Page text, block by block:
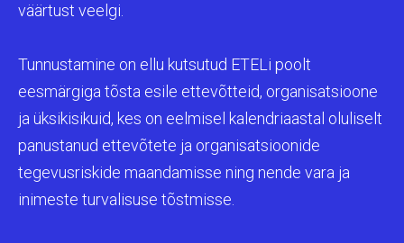
väärtust veelgi.
Tunnustamine on ellu kutsutud ETELi poolt
eesmärgiga tõsta esile ettevõtteid, organisatsioone
ja üksikisikuid, kes on eelmisel kalendriaastal oluliselt
panustanud ettevõtete ja organisatsioonide
tegevusriskide maandamisse ning nende vara ja
inimeste turvalisuse tõstmisse.